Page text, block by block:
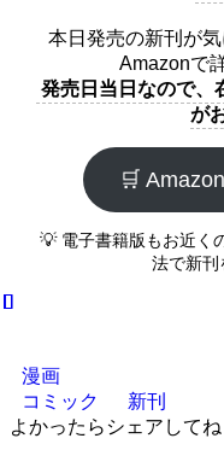
本日発売の新刊が
Amazonで
発売日当日なので、
が
🛒
💡 電子書籍版もお近く
法で新刊
漫画
コミック
新刊
よかったらシェアしてね